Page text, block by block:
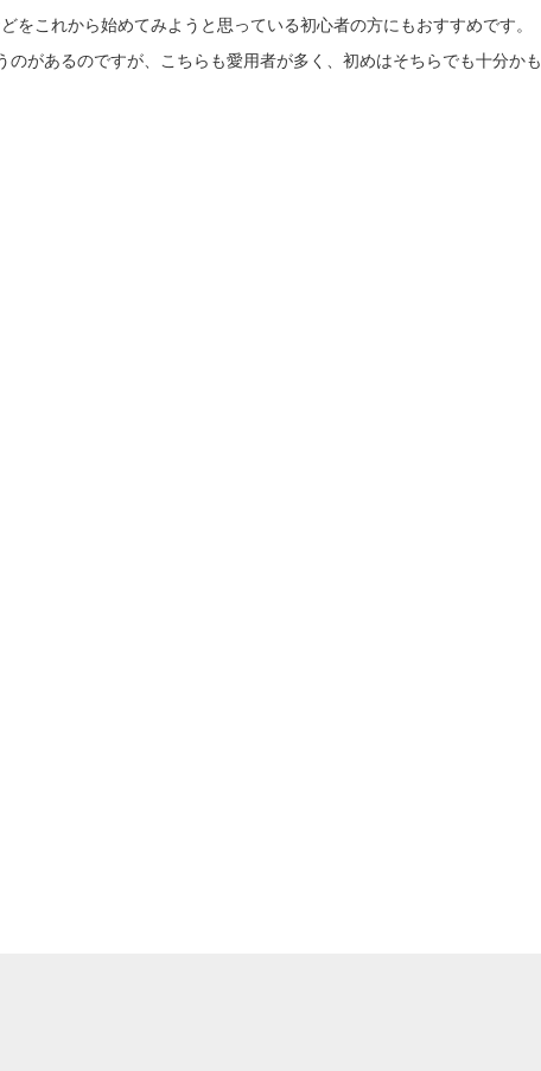
をこれから始めてみようと思っている初心者の方にもおすすめです。
のがあるのですが、こちらも愛用者が多く、初めはそちらでも十分かも